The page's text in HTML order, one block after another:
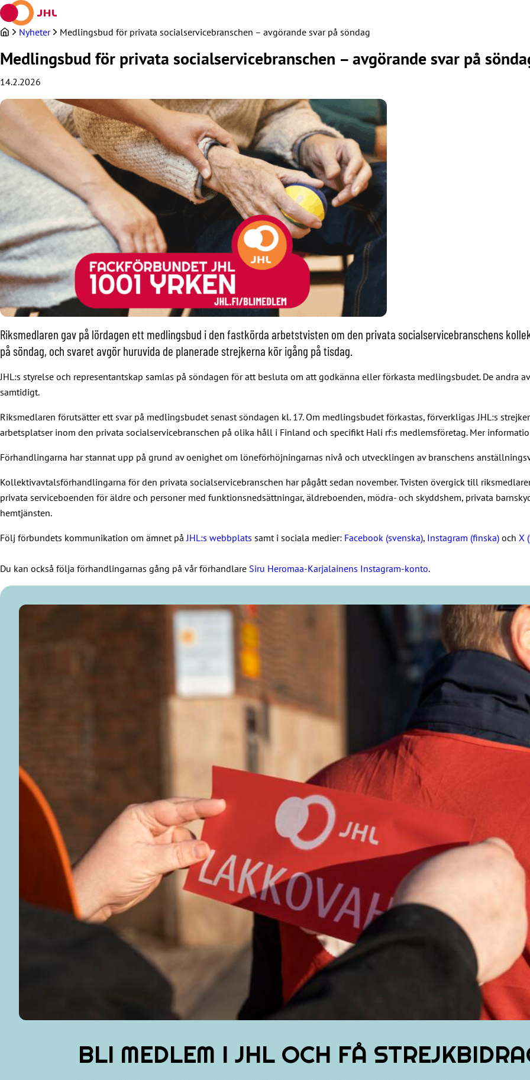
Hoppa
till
innehållet
Nyheter Medlingsbud för privata socialservicebranschen – avgörande svar på söndag
Medlingsbud för privata socialservicebranschen – avgörande svar på
14.2.2026
Riksmedlaren gav på lördagen ett medlingsbud i den fastkörda arbetstvisten om den privata socialservicebranschens
på söndag, och svaret avgör huruvida de planerade strejkerna kör igång på tisdag.
JHL:s styrelse och representantskap samlas på söndagen för att besluta om att godkänna eller förkasta medlingsbudet. De andra
samtidigt.
Riksmedlaren förutsätter ett svar på medlingsbudet senast söndagen kl. 17. Om medlingsbudet förkastas, förverkligas JHL:s
arbetsplatser inom den privata socialservicebranschen på olika håll i Finland och specifikt Hali rf:s medlemsföretag. Mer
Förhandlingarna har stannat upp på grund av oenighet om löneförhöjningarnas nivå och utvecklingen av branschens
Kollektivavtalsförhandlingarna för den privata socialservicebranschen har pågått sedan november. Tvisten övergick till
privata serviceboenden för äldre och personer med funktionsnedsättningar, äldreboenden, mödra- och skyddshem, privata
hemtjänsten.
Följ förbundets kommunikation om ämnet på JHL:s webbplats samt i sociala medier: Facebook (svenska), Instagram (finska) och X
Du kan också följa förhandlingarnas gång på vår förhandlare Siru Heromaa-Karjalainens Instagram-konto.
BLI MEDLEM I JHL OCH FÅ